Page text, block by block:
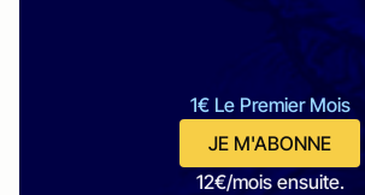
1€ Le Premier Mois
JE M'ABONNE
12€/mois ensuite.